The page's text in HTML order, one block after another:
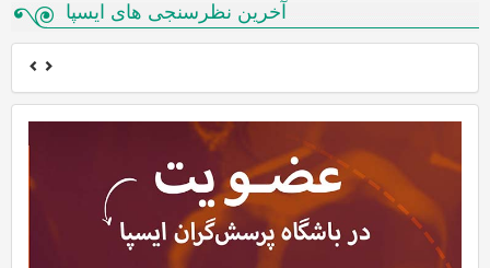
آخرین نظرسنجی های ایسپا